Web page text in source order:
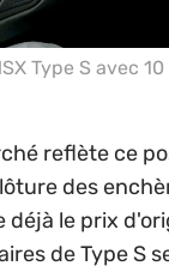
Type S avec
reflète ce
des
déjà le prix
de Type S